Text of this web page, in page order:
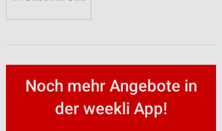
Noch mehr Angebote in
der weekli App!